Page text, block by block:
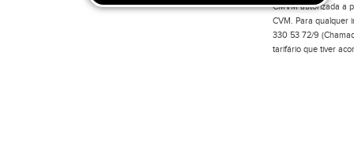
CMVM autorizada a
CVM. Para qualquer
330 53 72/9
tarifário que tiver